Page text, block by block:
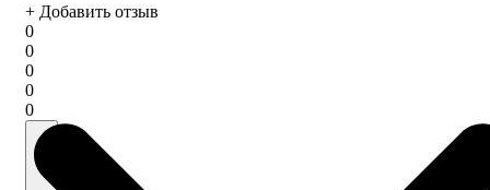
+ Добавить отзыв
0
0
0
0
0